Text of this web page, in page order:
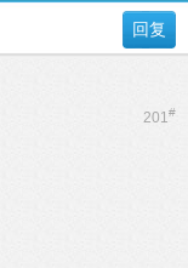
回复
201#